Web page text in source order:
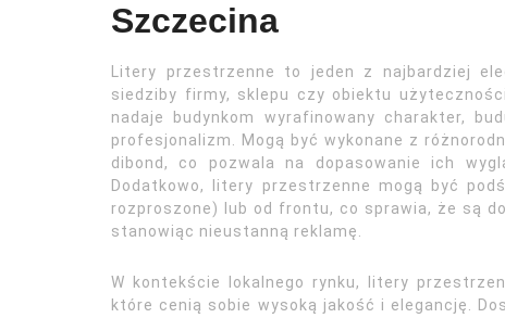
Szczecina
Litery przestrzenne to jeden z najbardziej
siedziby firmy, sklepu czy obiektu
nadaje budynkom wyrafinowany charakter,
profesjonalizm. Mogą być wykonane z
dibond, co pozwala na dopasowanie ich
Dodatkowo, litery przestrzenne mogą być
rozproszone) lub od frontu, co sprawia, że są
stanowiąc nieustanną reklamę.
W kontekście lokalnego rynku, litery
które cenią sobie wysoką jakość i elegancję.